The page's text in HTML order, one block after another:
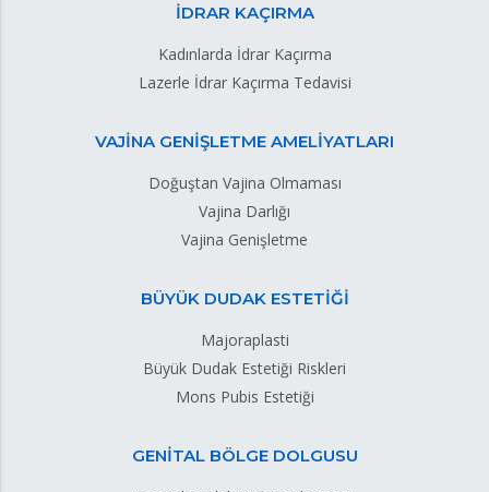
İDRAR KAÇIRMA
Kadınlarda İdrar Kaçırma
Lazerle İdrar Kaçırma Tedavisi
VAJİNA GENİŞLETME AMELİYATLARI
Doğuştan Vajina Olmaması
Vajina Darlığı
Vajina Genişletme
BÜYÜK DUDAK ESTETİĞİ
Majoraplasti
Büyük Dudak Estetiği Riskleri
Mons Pubis Estetiği
GENİTAL BÖLGE DOLGUSU